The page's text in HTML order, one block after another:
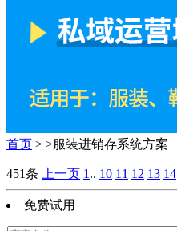
首页 > >服装进销存系统方案
451条 上一页 1 .. 10 11 12 13 14
免费试用